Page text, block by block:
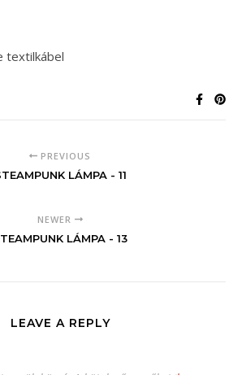
textilkábel
PREVIOUS
LÁMPA - 11
NEWER
LÁMPA - 13
LEAVE A REPLY